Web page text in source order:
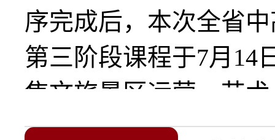
序完成后，本次全省
第三阶段课程于7月14
焦文旅景区运营、艺术